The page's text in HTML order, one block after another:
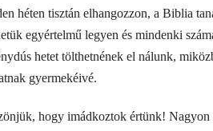
héten tisztán elhangozzon, a Biblia
egyértelmű legyen és mindenki
hetet tölthetnének el nálunk,
gyermekéivé.
hogy imádkoztok értünk! Nagyon